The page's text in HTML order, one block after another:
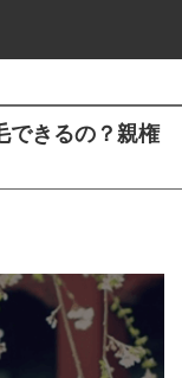
できるの？親権